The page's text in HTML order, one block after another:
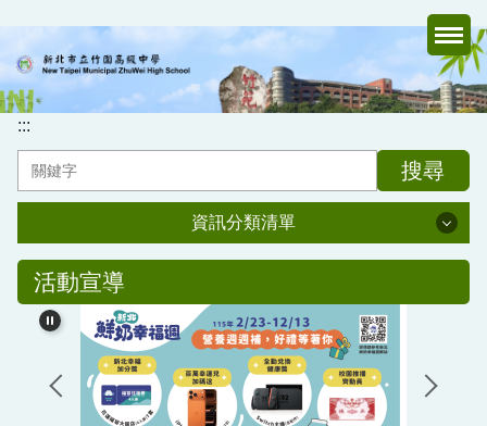
主
要
內
容
:::
搜尋
資訊分類清單
資訊分類清單
認識竹中
行政處室
家長會
活動宣導